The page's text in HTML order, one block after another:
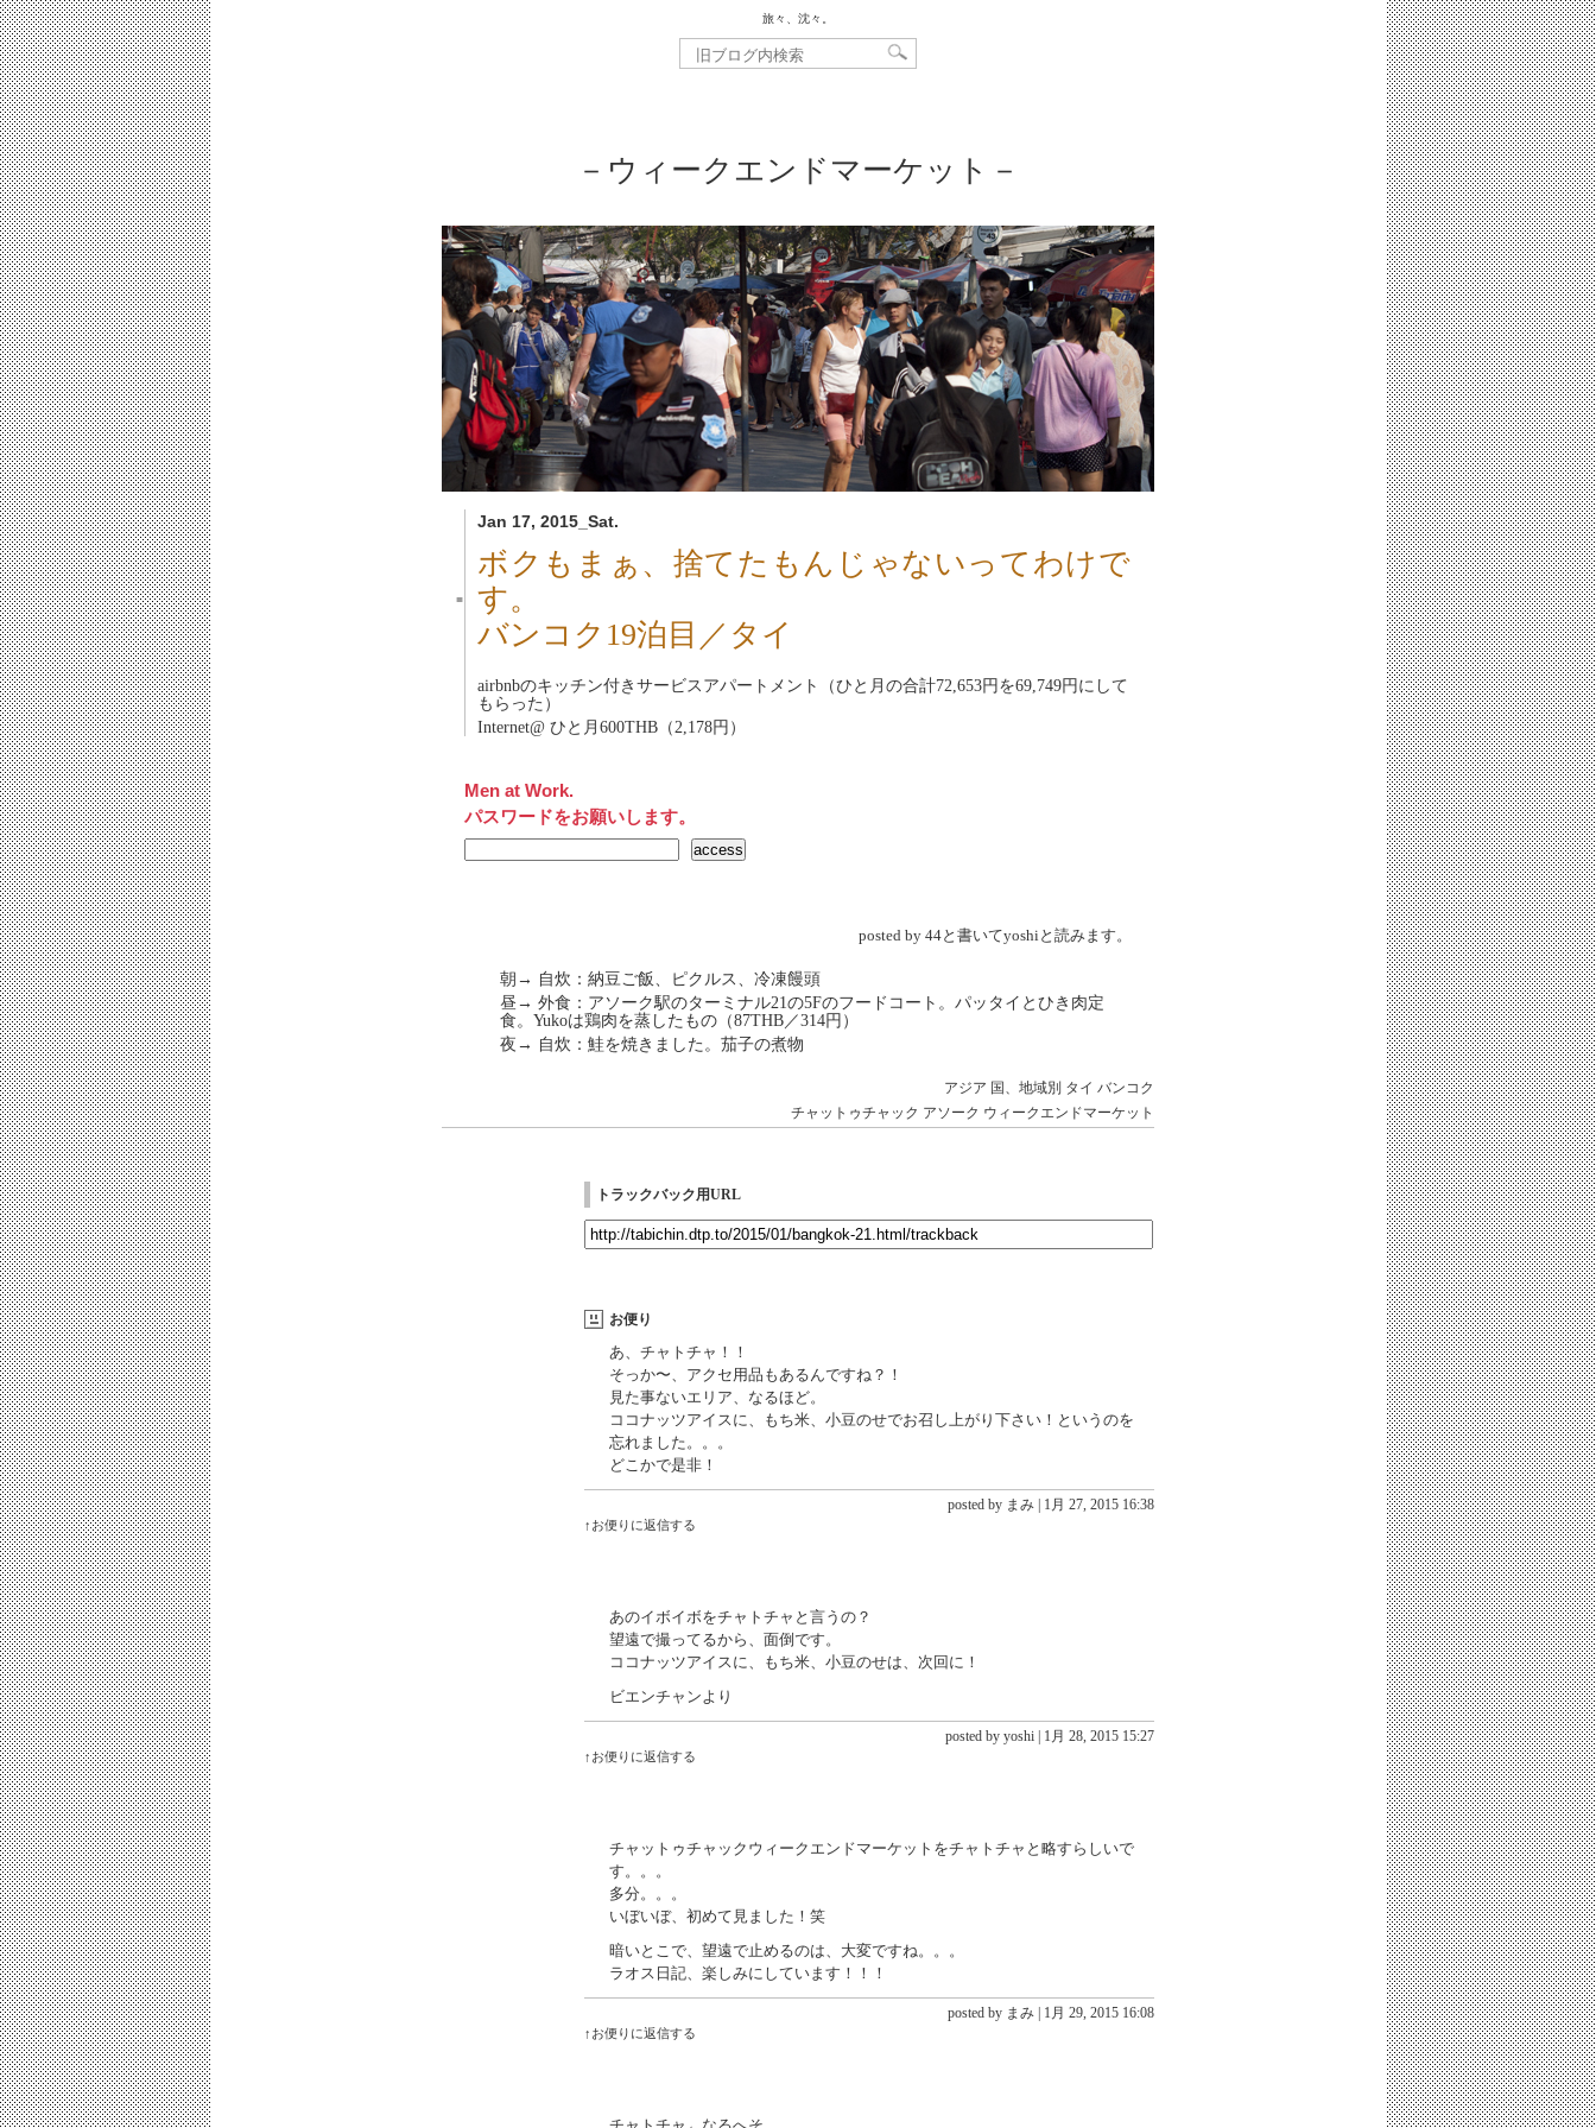
旅々、沈々。
－ウィークエンドマーケット－
Jan 17, 2015_Sat.
■
ボクもまぁ、捨てたもんじゃないってわけで
す。
バンコク19泊目／タイ
airbnbのキッチン付きサービスアパートメント（ひと月の合計72,653円を69,749円にして
もらった）
Internet@ ひと月600THB（2,178円）
Men at Work.
パスワードをお願いします。
posted by 44と書いてyoshiと読みます。
朝→ 自炊：納豆ご飯、ピクルス、冷凍饅頭
昼→ 外食：アソーク駅のターミナル21の5Fのフードコート。パッタイとひき肉定
食。Yukoは鶏肉を蒸したもの（87THB／314円）
夜→ 自炊：鮭を焼きました。茄子の煮物
アジア 国、地域別 タイ バンコク
チャットゥチャック アソーク ウィークエンドマーケット
トラックバック用URL
お便り
あ、チャトチャ！！
そっか〜、アクセ用品もあるんですね？！
見た事ないエリア、なるほど。
ココナッツアイスに、もち米、小豆のせでお召し上がり下さい！というのを
忘れました。。。
どこかで是非！
posted by まみ | 1月 27, 2015 16:38
↑お便りに返信する
あのイボイボをチャトチャと言うの？
望遠で撮ってるから、面倒です。
ココナッツアイスに、もち米、小豆のせは、次回に！
ビエンチャンより
posted by yoshi | 1月 28, 2015 15:27
↑お便りに返信する
チャットゥチャックウィークエンドマーケットをチャトチャと略すらしいで
す。。。
多分。。。
いぼいぼ、初めて見ました！笑
暗いとこで、望遠で止めるのは、大変ですね。。。
ラオス日記、楽しみにしています！！！
posted by まみ | 1月 29, 2015 16:08
↑お便りに返信する